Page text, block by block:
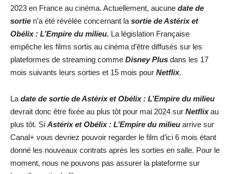
2023 en France au cinéma. Actuellement, aucune date de
sortie n’a été révélée concernant la sortie deAstérix et
Obélix : L’Empire du milieu. La législation Française
empêche les films sortis au cinéma d’être diffusés sur les
plateformes de streaming comme Disney Plus dans les 17
mois suivants leurs sorties et 15 mois pour Netflix.
La date de sortie de Astérix et Obélix : L’Empire du milieu
devrait donc être fixée au plus tôt pour mai 2024 sur Netflixau
plus tôt. Si Astérix et Obélix : L’Empire du milieu arrive sur
Canal+ vous devriez pouvoir regarder le film d’ici 6 mois étant
donné les nouveaux contrats après les sorties en salle. Pour le
moment, nous ne pouvons pas assurer la plateforme sur